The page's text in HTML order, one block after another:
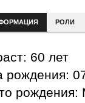
РОЛИ
60 лет
рождения:
рождения: